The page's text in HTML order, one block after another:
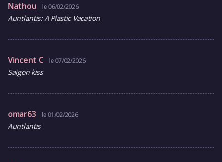
Nathou le 06/02/2026
Auntlantis: A Plastic Vacation
Vincent C le 07/02/2026
Saigon kiss
omar63 le 01/02/2026
Auntlantis